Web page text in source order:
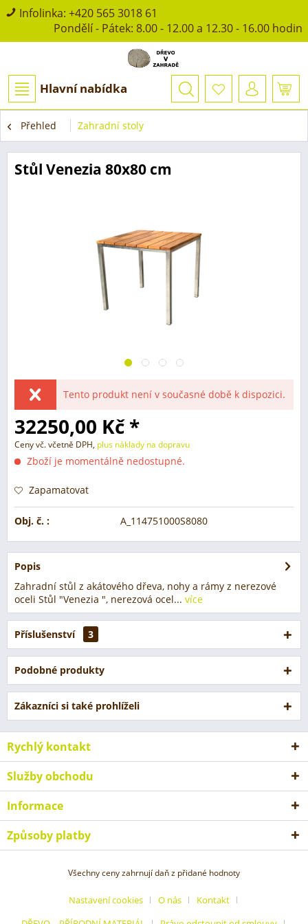
Infolinka: +420 565 3018 61
Pondělí - Pátek: 8.00 - 12.00 a 12.30 - 16.00 hodin
Hlavní nabídka
Přehled Zahradní stoly
Stůl Venezia 80x80 cm
Tento produkt není v současné době k dispozici.
32250,00 Kč *
Ceny vč. včetně DPH, plus náklady na dopravu
Zboží je momentálně nedostupné.
Zapamatovat
Obj. č. : A_114751000S8080
Popis
Zahradní stůl z akátového dřeva, nohy a rámy z nerezové
oceli Stůl "Venezia ", nerezová ocel... více
Příslušenství 3
Podobné produkty
Zákazníci si také prohlíželi
Rychlý kontakt
Služby obchodu
Informace
Způsoby platby
Všechny ceny zahrnují daň z přidané hodnoty
Nastavení cookies O nás
Kontakt